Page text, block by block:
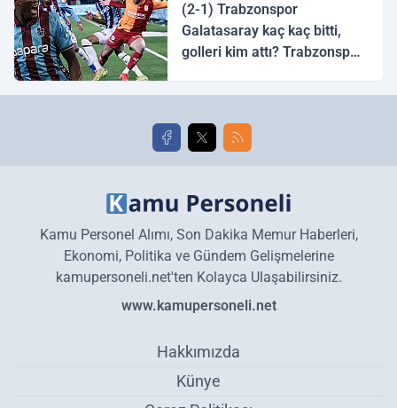
(2-1) Trabzonspor
Galatasaray kaç kaç bitti,
golleri kim attı? Trabzonspor
golleri!
Kamu Personel Alımı, Son Dakika Memur Haberleri,
Ekonomi, Politika ve Gündem Gelişmelerine
kamupersoneli.net'ten Kolayca Ulaşabilirsiniz.
www.kamupersoneli.net
Hakkımızda
Künye